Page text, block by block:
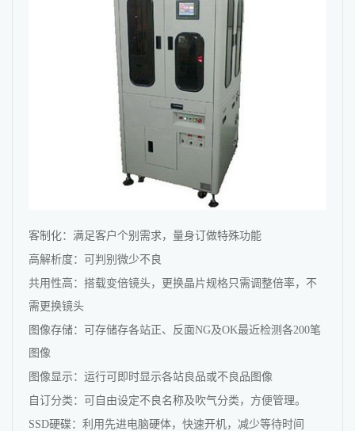
客制化：满足客户个别需求，量身订做特殊功能
高解析度：可判别微少不良
共用性高：搭载变倍镜头，更换晶片规格只需调整倍率，不
需更换镜头
图像存储：可存储存各站正、反面NG及OK最近检测各200笔
图像
图像显示：运行可即时显示各站良品或不良品图像
自订分类：可自由设定不良名称及吹气分类，方便管理。
SSD硬碟：利用先进电脑硬体，快速开机，减少等待时间